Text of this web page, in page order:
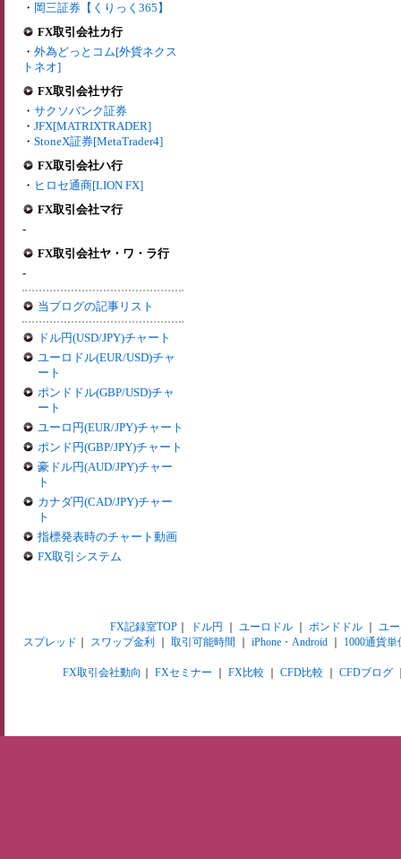
・ 岡三証券【くりっく365】
FX取引会社カ行
・ 外為どっとコム[外貨ネクス
トネオ]
FX取引会社サ行
・ サクソバンク証券
・ JFX[MATRIXTRADER]
・ StoneX証券[MetaTrader4]
FX取引会社ハ行
・ ヒロセ通商[LION FX]
FX取引会社マ行
-
FX取引会社ヤ・ワ・ラ行
-
当ブログの記事リスト
ドル円(USD/JPY)チャート
ユーロドル(EUR/USD)チャ
ート
ポンドドル(GBP/USD)チャ
ート
ユーロ円(EUR/JPY)チャート
ポンド円(GBP/JPY)チャート
豪ドル円(AUD/JPY)チャー
ト
カナダ円(CAD/JPY)チャー
ト
指標発表時のチャート動画
FX取引システム
FX記録室TOP｜ ドル円 ユーロドル｜ ポンドドル｜ ユ
スプレッド
スワップ金利 取引可能時間 iPhone・Android 1000通貨単
FX取引会社動向 FXセミナー FX比較 CFD比較 CFDブログ